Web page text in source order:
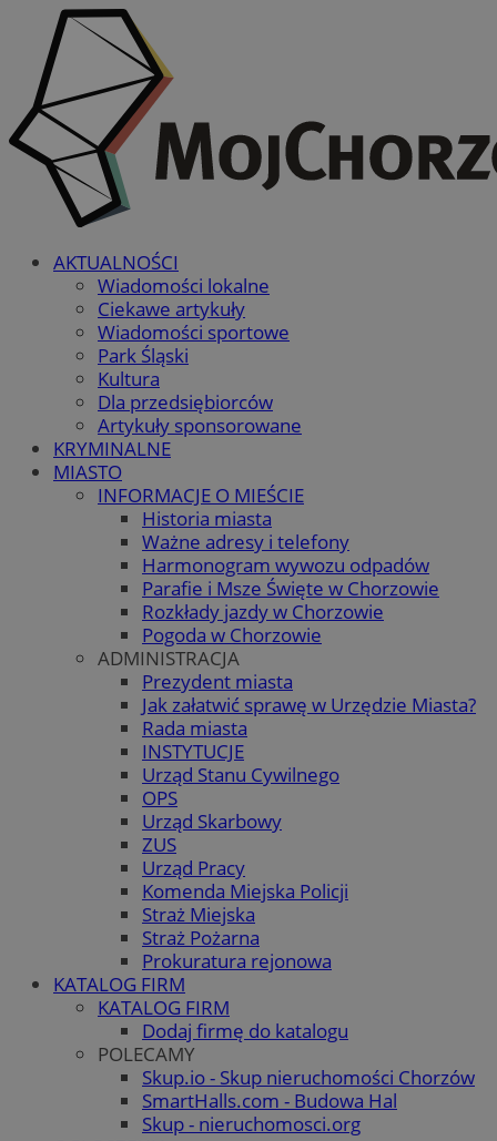
AKTUALNOŚCI
Wiadomości lokalne
Ciekawe artykuły
Wiadomości sportowe
Park Śląski
Kultura
Dla przedsiębiorców
Artykuły sponsorowane
KRYMINALNE
MIASTO
INFORMACJE O MIEŚCIE
Historia miasta
Ważne adresy i telefony
Harmonogram wywozu odpadów
Parafie i Msze Święte w Chorzowie
Rozkłady jazdy w Chorzowie
Pogoda w Chorzowie
ADMINISTRACJA
Prezydent miasta
Jak załatwić sprawę w Urzędzie Miasta?
Rada miasta
INSTYTUCJE
Urząd Stanu Cywilnego
OPS
Urząd Skarbowy
ZUS
Urząd Pracy
Komenda Miejska Policji
Straż Miejska
Straż Pożarna
Prokuratura rejonowa
KATALOG FIRM
KATALOG FIRM
Dodaj firmę do katalogu
POLECAMY
Skup.io - Skup nieruchomości Chorzów
SmartHalls.com - Budowa Hal
Skup - nieruchomosci.org